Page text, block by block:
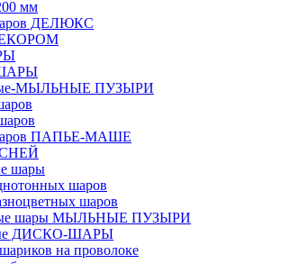
мм
ДЕЛЮКС
МЫЛЬНЫЕ ПУЗЫРИ
ПАПЬЕ-МАШЕ
шары
шаров
шаров
шары МЫЛЬНЫЕ ПУЗЫРИ
ДИСКО-ШАРЫ
на проволоке